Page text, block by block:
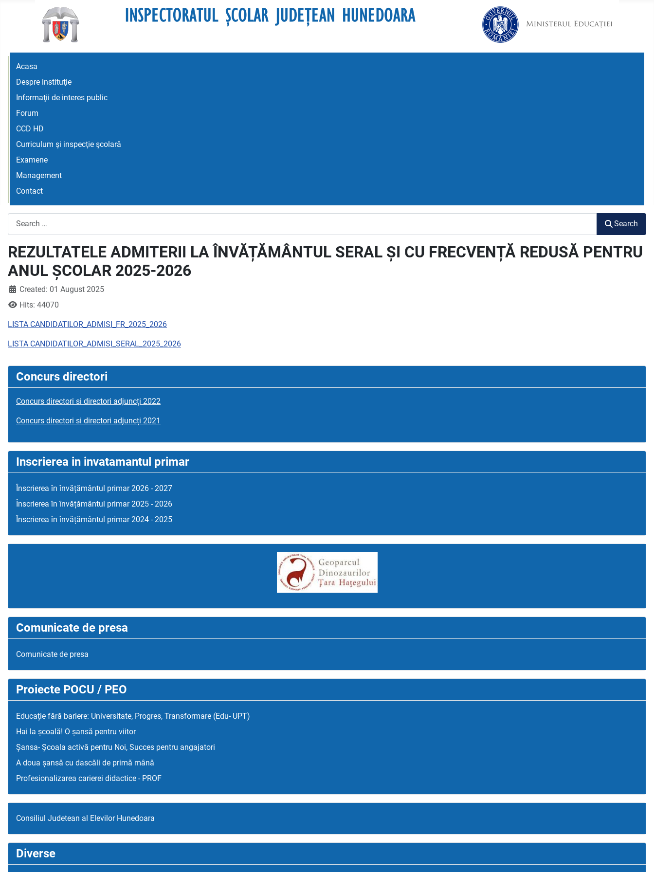
Acasa
Despre instituţie
Informaţii de interes public
Forum
CCD HD
Curriculum şi inspecţie şcolară
Examene
Management
Contact
Search
REZULTATELE ADMITERII LA ÎNVĂȚĂMÂNTUL SERAL ȘI CU FRECVENȚĂ REDUSĂ PENTRU
ANUL ȘCOLAR 2025-2026
Created: 01 August 2025
Hits: 44070
LISTA CANDIDATILOR_ADMISI_FR_2025_2026
LISTA CANDIDATILOR_ADMISI_SERAL_2025_2026
Concurs directori
Concurs directori si directori adjuncți 2022
Concurs directori si directori adjuncți 2021
Inscrierea in invatamantul primar
Înscrierea în învățământul primar 2026 - 2027
Înscrierea în învățământul primar 2025 - 2026
Înscrierea în învățământul primar 2024 - 2025
Comunicate de presa
Comunicate de presa
Proiecte POCU / PEO
Educație fără bariere: Universitate, Progres, Transformare (Edu- UPT)
Hai la școală! O șansă pentru viitor
Șansa- Școala activă pentru Noi, Succes pentru angajatori
A doua șansă cu dascăli de primă mână
Profesionalizarea carierei didactice - PROF
Consiliul Judetean al Elevilor Hunedoara
Diverse